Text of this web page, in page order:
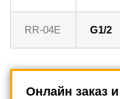
RR-04E G1/2
Онлайн заказ